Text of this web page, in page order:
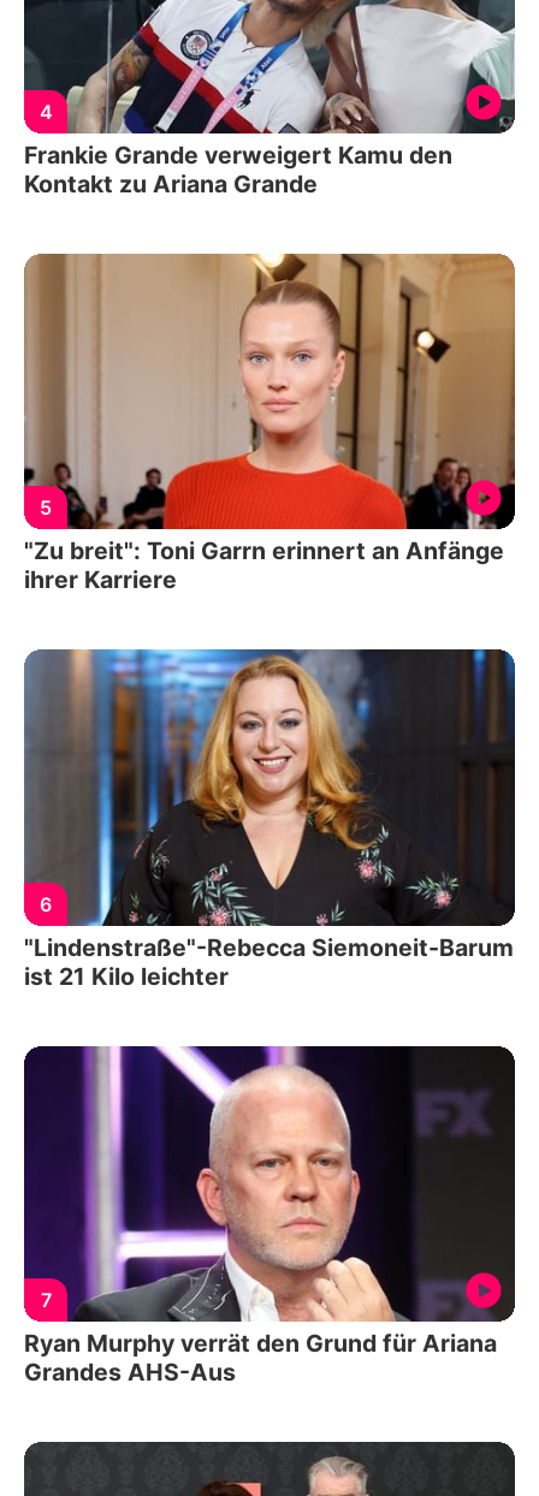
4
Frankie Grande verweigert Kamu den
Kontakt zu Ariana Grande
5
"Zu breit": Toni Garrn erinnert an Anfänge
ihrer Karriere
6
"Lindenstraße"-Rebecca Siemoneit-Barum
ist 21 Kilo leichter
7
Ryan Murphy verrät den Grund für Ariana
Grandes AHS-Aus